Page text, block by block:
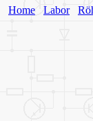
Home Labor